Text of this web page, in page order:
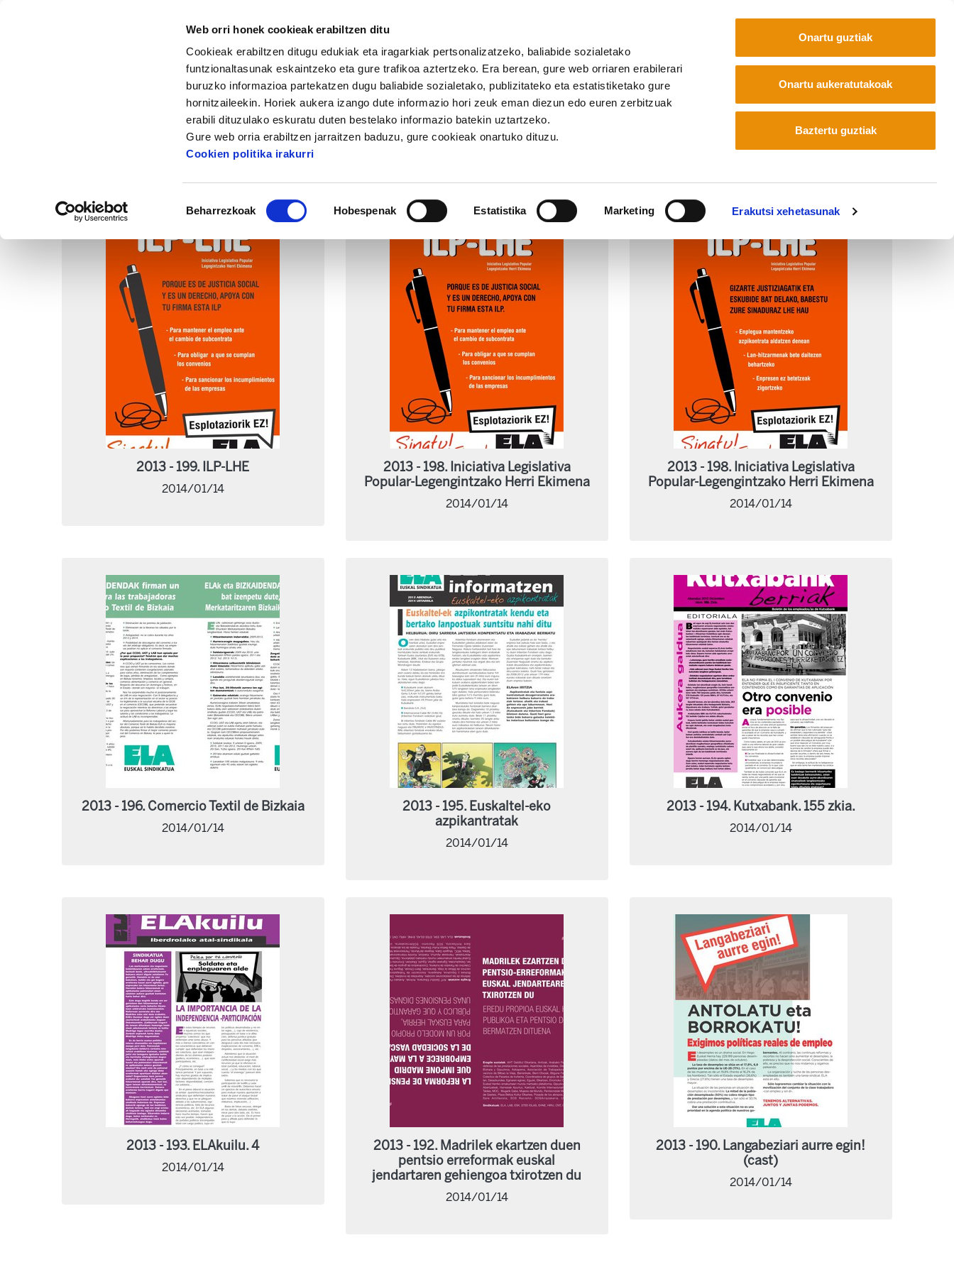
Web orri honek cookieak erabiltzen ditu
Cookieak erabiltzen ditugu edukiak eta iragarkiak pertsonalizatzeko, baliabide sozialetako
funtzionaltasunak eskaintzeko eta gure trafikoa aztertzeko. Era berean, gure web orriaren erabilerari
buruzko informazioa partekatzen dugu baliabide sozialetako, publizitateko eta estatistiketako gure
hornitzaileekin. Horiek aukera izango dute informazio hori zeuk eman diezun edo euren zerbitzuak
erabili dituzulako eskuratu duten bestelako informazio batekin uztartzeko.
Gure web orria erabiltzen jarraitzen baduzu, gure cookieak onartuko dituzu.
Cookien politika irakurri
hautatzea
Beharrezkoak Hobespenak Estatistika Marketing Erakutsi xehetasunak
Onartu guztiak
Onartu aukeratutakoak
Baztertu guztiak
Dokumentazio zentrua Propaganda 2013
2013 - 199. ILP-LHE
2014/01/14
2013 - 198. Iniciativa Legislativa
Popular-Legengintzako Herri Ekimena
2014/01/14
2013 - 198. Iniciativa Legislativa
Popular-Legengintzako Herri Ekimena
2014/01/14
2013 - 196. Comercio Textil de Bizkaia
2014/01/14
2013 - 195. Euskaltel-eko
azpikantratak
2014/01/14
2013 - 194. Kutxabank. 155 zkia.
2014/01/14
2013 - 193. ELAkuilu. 4
2014/01/14
2013 - 192. Madrilek ekartzen duen
pentsio erreformak euskal
jendartaren gehiengoa txirotzen du
2014/01/14
2013 - 190. Langabeziari aurre egin!
(cast)
2014/01/14